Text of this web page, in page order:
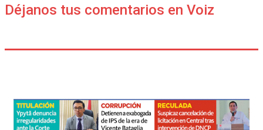
Déjanos tus comentarios en Voiz